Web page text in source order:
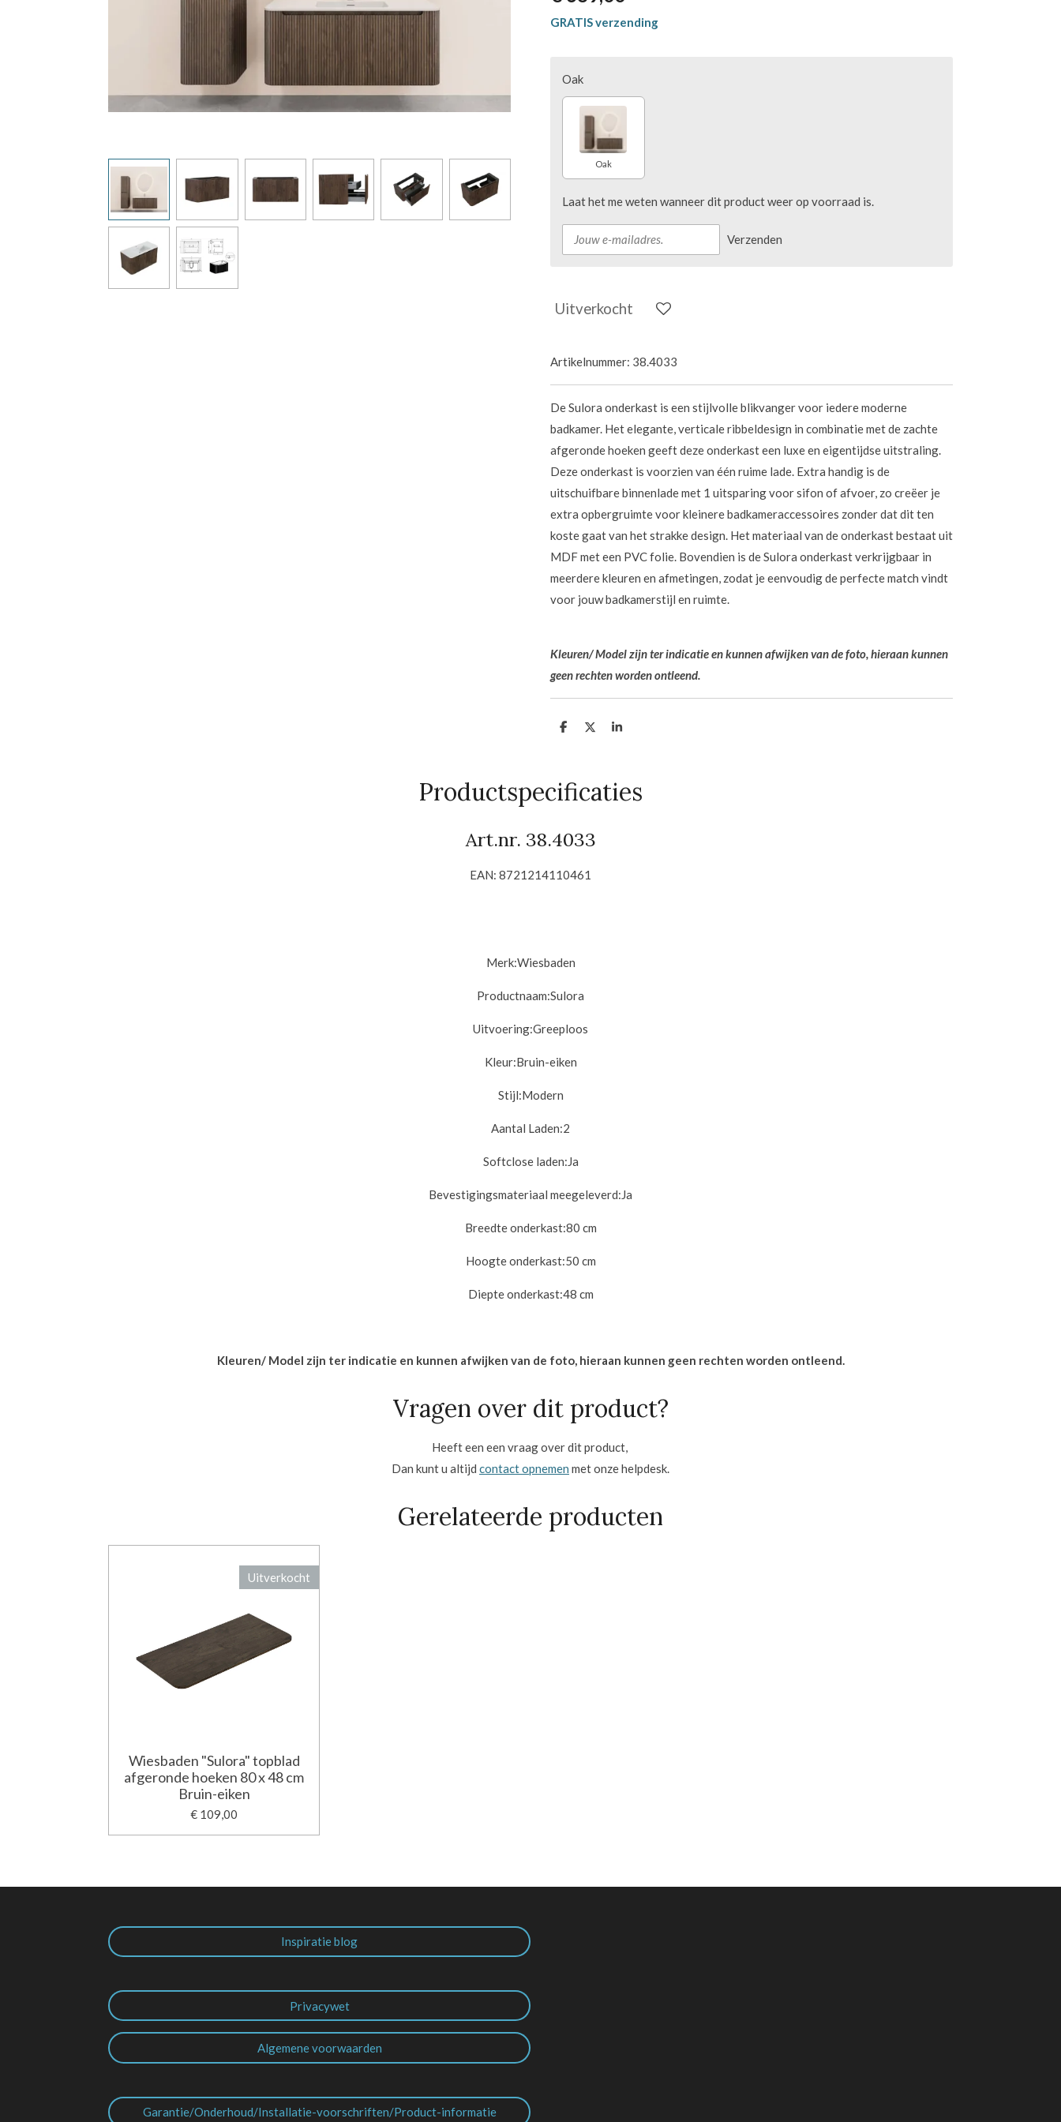
GRATIS verzending
Oak
Oak
Laat het me weten wanneer dit product weer op voorraad is.
Verzenden
Uitverkocht
Artikelnummer: 38.4033
De Sulora onderkast is een stijlvolle blikvanger voor iedere moderne
badkamer. Het elegante, verticale ribbeldesign in combinatie met de zachte
afgeronde hoeken geeft deze onderkast een luxe en eigentijdse uitstraling.
Deze onderkast is voorzien van één ruime lade. Extra handig is de
uitschuifbare binnenlade met 1 uitsparing voor sifon of afvoer, zo creëer je
extra opbergruimte voor kleinere badkameraccessoires zonder dat dit ten
koste gaat van het strakke design. Het materiaal van de onderkast bestaat uit
MDF met een PVC folie. Bovendien is de Sulora onderkast verkrijgbaar in
meerdere kleuren en afmetingen, zodat je eenvoudig de perfecte match vindt
voor jouw badkamerstijl en ruimte.
Kleuren/ Model zijn ter indicatie en kunnen afwijken van de foto, hieraan kunnen
geen rechten worden ontleend.
D
D
S
Productspecificaties
Art.nr. 38.4033
EAN: 8721214110461
Merk:Wiesbaden
Productnaam:Sulora
Uitvoering:Greeploos
Kleur:Bruin-eiken
Stijl:Modern
Aantal Laden:2
Softclose laden:Ja
Bevestigingsmateriaal meegeleverd:Ja
Breedte onderkast:80 cm
Hoogte onderkast:50 cm
Diepte onderkast:48 cm
Kleuren/ Model zijn ter indicatie en kunnen afwijken van de foto, hieraan kunnen geen rechten worden ontleend.
Vragen over dit product?
Heeft een een vraag over dit product,
Dan kunt u altijd contact opnemen met onze helpdesk.
Gerelateerde producten
Uitverkocht
Wiesbaden "Sulora" topblad
afgeronde hoeken 80 x 48 cm
Bruin-eiken
€ 109,00
Inspiratie blog
Privacywet
Algemene voorwaarden
Garantie/Onderhoud/Installatie-voorschriften/Product-informatie